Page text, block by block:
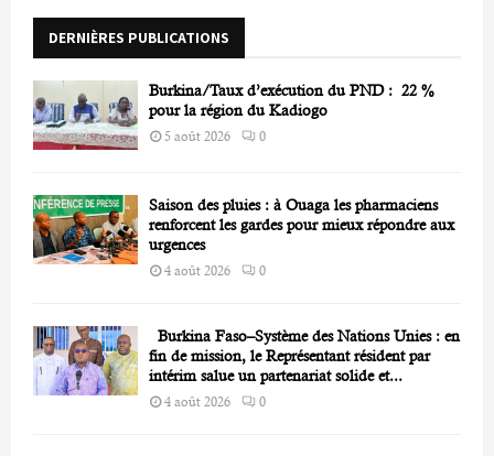
r
DERNIÈRES PUBLICATIONS
Burkina/Taux d’exécution du PND : 22 %
pour la région du Kadiogo
5 août 2026 0
Saison des pluies : à Ouaga les pharmaciens
renforcent les gardes pour mieux répondre aux
urgences
4 août 2026 0
Burkina Faso–Système des Nations Unies : en
fin de mission, le Représentant résident par
intérim salue un partenariat solide et...
4 août 2026 0